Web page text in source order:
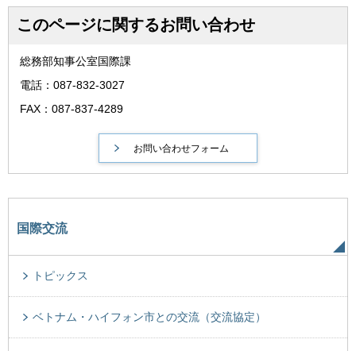
このページに関するお問い合わせ
総務部知事公室国際課
電話：087-832-3027
FAX：087-837-4289
国際交流
トピックス
ベトナム・ハイフォン市との交流（交流協定）